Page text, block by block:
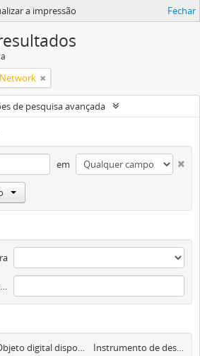
a impressão Fechar
de pesquisa avançada
em
Descrição de nível superior
Objeto digital disponível Instrumento de descrição documental